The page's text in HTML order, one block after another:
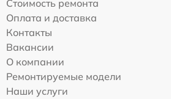
Стоимость ремонта
Оплата и доставка
Контакты
Вакансии
О компании
Ремонтируемые модели
Наши услуги